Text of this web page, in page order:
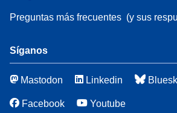
Preguntas más frecuentes (y sus
Síganos
Mastodon Linkedin
Facebook Youtube